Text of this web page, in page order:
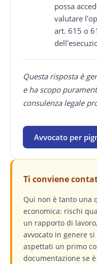
possa
valutare
art. 615 o
Questa risposta è
e ha scopo
consulenza legale
Avvocato per
Ti conviene
Qui non è tanto una
economica: rischi
un rapporto di
avvocato in genere
aspettati un primo
documentazione se